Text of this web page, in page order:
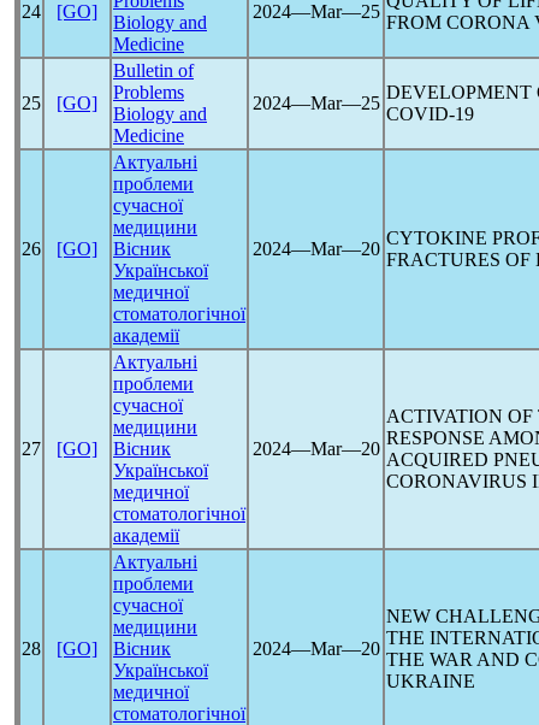
24 [GO]
Biology and
Medicine
2024―Mar―25
FROM CORONA
25 [GO]
Bulletin of
Problems
Biology and
Medicine
2024―Mar―25
DEVELOPMENT
COVID-19
26 [GO]
Актуальні
проблеми
сучасної
медицини
Вісник
Української
медичної
стоматологічної
академії
2024―Mar―20
CYTOKINE
FRACTURES
27 [GO]
Актуальні
проблеми
сучасної
медицини
Вісник
Української
медичної
стоматологічної
академії
2024―Mar―20
ACTIVATION
RESPONSE
ACQUIRED
CORONAVIRUS
28 [GO]
Актуальні
проблеми
сучасної
медицини
Вісник
Української
медичної
стоматологічної
2024―Mar―20
NEW
THE
THE WAR AND
UKRAINE